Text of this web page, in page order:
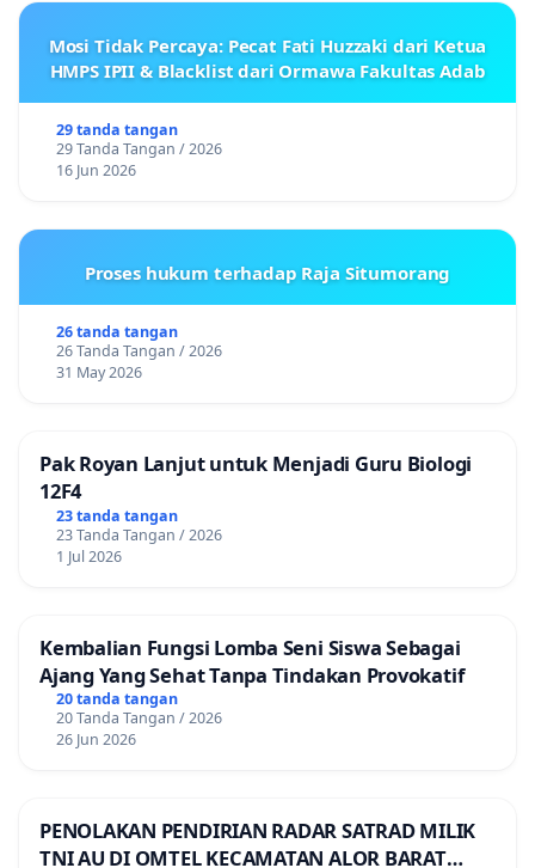
Mosi Tidak Percaya: Pecat Fati Huzzaki dari Ketua
HMPS IPII & Blacklist dari Ormawa Fakultas Adab
29 tanda tangan
29 Tanda Tangan / 2026
16 Jun 2026
Proses hukum terhadap Raja Situmorang
26 tanda tangan
26 Tanda Tangan / 2026
31 May 2026
Pak Royan Lanjut untuk Menjadi Guru Biologi
12F4
23 tanda tangan
23 Tanda Tangan / 2026
1 Jul 2026
Kembalian Fungsi Lomba Seni Siswa Sebagai
Ajang Yang Sehat Tanpa Tindakan Provokatif
20 tanda tangan
20 Tanda Tangan / 2026
26 Jun 2026
PENOLAKAN PENDIRIAN RADAR SATRAD MILIK
TNI AU DI OMTEL KECAMATAN ALOR BARAT